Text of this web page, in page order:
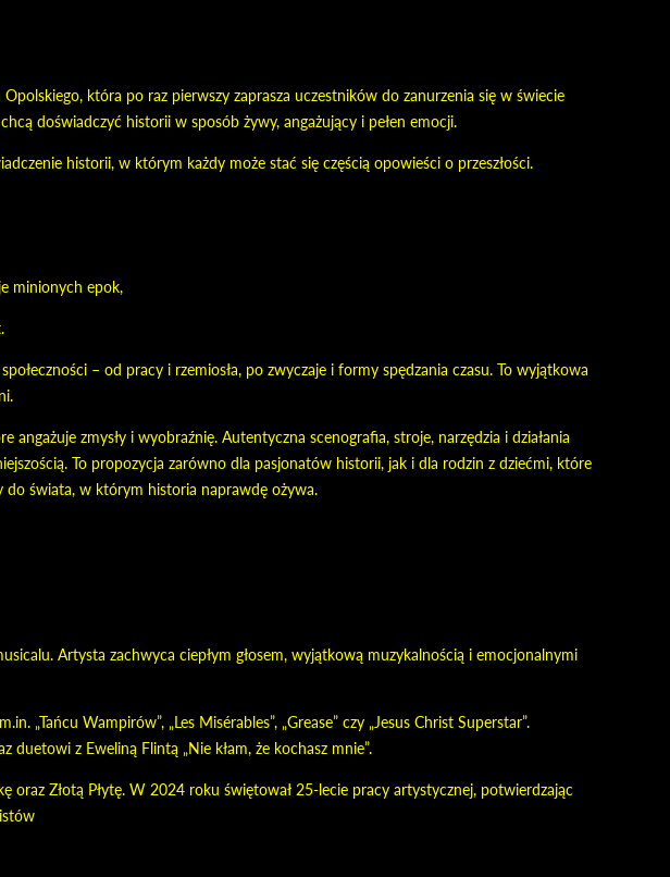
która po raz pierwszy zaprasza uczestników do zanurzenia się w świecie
doświadczyć historii w sposób żywy, angażujący i pełen emocji.
historii, w którym każdy może stać się częścią opowieści o przeszłości.
minionych epok,
– od pracy i rzemiosła, po zwyczaje i formy spędzania czasu. To wyjątkowa
zmysły i wyobraźnię. Autentyczna scenografia, stroje, narzędzia i działania
To propozycja zarówno dla pasjonatów historii, jak i dla rodzin z dziećmi, które
do świata, w którym historia naprawdę ożywa.
Artysta zachwyca ciepłym głosem, wyjątkową muzykalnością i emocjonalnymi
„Tańcu Wampirów”, „Les Misérables”, „Grease” czy „Jesus Christ Superstar”.
duetowi z Eweliną Flintą „Nie kłam, że kochasz mnie”.
Złotą Płytę. W 2024 roku świętował 25-lecie pracy artystycznej, potwierdzając